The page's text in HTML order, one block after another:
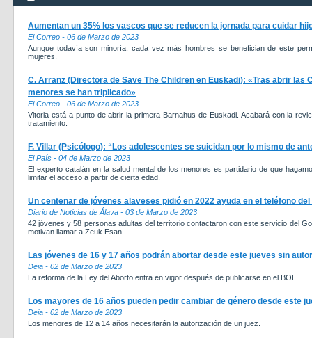
Aumentan un 35% los vascos que se reducen la jornada para cuidar
El Correo - 06 de Marzo de 2023
Aunque todavía son minoría, cada vez más hombres se benefician de este
mujeres.
C. Arranz (Directora de Save The Children en Euskadi): «Tras abrir
menores se han triplicado»
El Correo - 06 de Marzo de 2023
Vitoria está a punto de abrir la primera Barnahus de Euskadi. Acabará con la
tratamiento.
F. Villar (Psicólogo): “Los adolescentes se suicidan por lo mismo de
El País - 04 de Marzo de 2023
El experto catalán en la salud mental de los menores es partidario de que
limitar el acceso a partir de cierta edad.
Un centenar de jóvenes alaveses pidió en 2022 ayuda en el teléfono
Diario de Noticias de Álava - 03 de Marzo de 2023
42 jóvenes y 58 personas adultas del territorio contactaron con este servicio del
motivan llamar a Zeuk Esan.
Las jóvenes de 16 y 17 años podrán abortar desde este jueves sin
Deia - 02 de Marzo de 2023
La reforma de la Ley del Aborto entra en vigor después de publicarse en el BOE.
Los mayores de 16 años pueden pedir cambiar de género desde este
Deia - 02 de Marzo de 2023
Los menores de 12 a 14 años necesitarán la autorización de un juez.